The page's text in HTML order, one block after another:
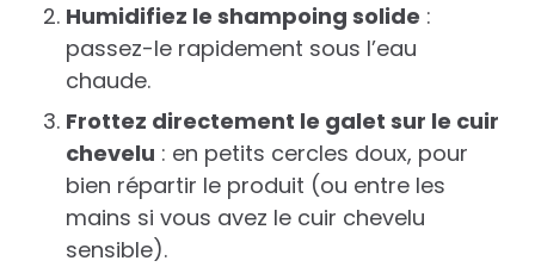
Humidifiez le shampoing solide :
passez-le rapidement sous l’eau
chaude.
Frottez directement le galet sur le cuir
chevelu : en petits cercles doux, pour
bien répartir le produit (ou entre les
mains si vous avez le cuir chevelu
sensible).